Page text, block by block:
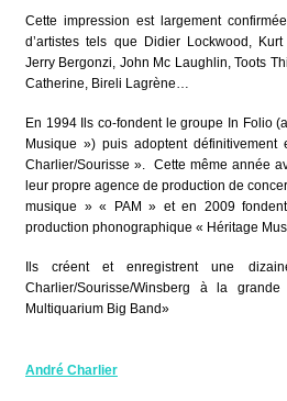
Cette impression est largement
d’artistes tels que Didier Lockwood,
Jerry Bergonzi, John Mc Laughlin, Toots
Catherine, Bireli Lagrène…
En 1994 Ils co-fondent le groupe In Folio
Musique ») puis adoptent définitivement
Charlier/Sourisse ». Cette même année
leur propre agence de production de
musique » « PAM » et en 2009
production phonographique « Héritage
Ils créent et enregistrent une
Charlier/Sourisse/Winsberg à la grande
Multiquarium Big Band»
André Charlier